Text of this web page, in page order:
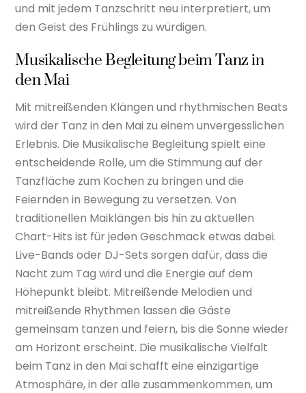
und mit jedem Tanzschritt neu interpretiert, um
den Geist des Frühlings zu würdigen.
Musikalische Begleitung beim Tanz in
den Mai
Mit mitreißenden Klängen und rhythmischen Beats
wird der Tanz in den Mai zu einem unvergesslichen
Erlebnis. Die Musikalische Begleitung spielt eine
entscheidende Rolle, um die Stimmung auf der
Tanzfläche zum Kochen zu bringen und die
Feiernden in Bewegung zu versetzen. Von
traditionellen Maiklängen bis hin zu aktuellen
Chart-Hits ist für jeden Geschmack etwas dabei.
Live-Bands oder DJ-Sets sorgen dafür, dass die
Nacht zum Tag wird und die Energie auf dem
Höhepunkt bleibt. Mitreißende Melodien und
mitreißende Rhythmen lassen die Gäste
gemeinsam tanzen und feiern, bis die Sonne wieder
am Horizont erscheint. Die musikalische Vielfalt
beim Tanz in den Mai schafft eine einzigartige
Atmosphäre, in der alle zusammenkommen, um